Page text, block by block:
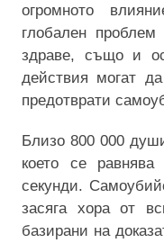
огромното
глобален
здраве, също и
действия могат
предотврати
Близо 800 000
което се
секунди.
засяга хора от
базирани на